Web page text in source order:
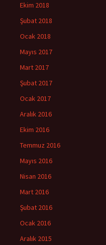
Ekim 2018
Şubat 2018
Ocak 2018
Mayıs 2017
Mart 2017
Şubat 2017
Ocak 2017
Aralık 2016
Ekim 2016
Temmuz 2016
Mayıs 2016
Nisan 2016
Mart 2016
Şubat 2016
Ocak 2016
Aralık 2015